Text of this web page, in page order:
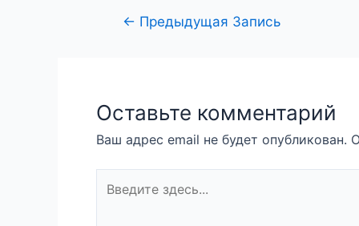
← Предыдущая Запись
Оставьте комментарий
Ваш адрес email не будет опубликован.
здесь...